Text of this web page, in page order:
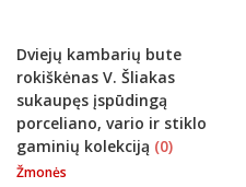
Dviejų kambarių bute
rokiškėnas V. Šliakas
sukaupęs įspūdingą
porceliano, vario ir stiklo
gaminių kolekciją (0)
Žmonės